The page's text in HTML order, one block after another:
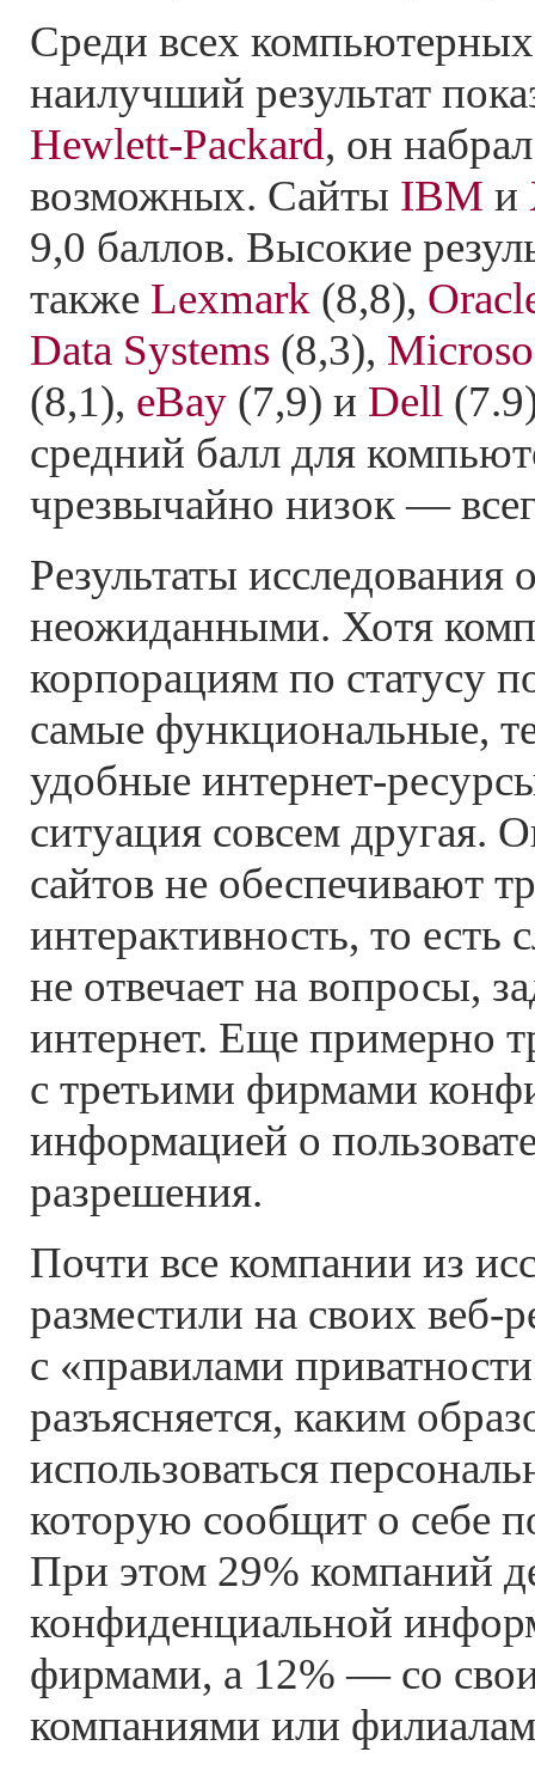
Среди всех
наилучший результат
Hewlett-Packard, он
возможных. Сайты IBM и
9,0 баллов. Высокие
также Lexmark (8,8),
Data Systems (8,3),
(8,1), eBay (7,9) и Dell
средний балл для
чрезвычайно низок —
Результаты исследования
неожиданными. Хотя
корпорациям по статусу
самые функциональные,
удобные интернет-
ситуация совсем другая.
сайтов не обеспечивают
интерактивность, то
не отвечает на вопросы,
интернет. Еще примерно
с третьими фирмами
информацией о
разрешения.
Почти все компании из
разместили на своих веб-
с «правилами
разъясняется, каким
использоваться
которую сообщит о себе
При этом 29% компаний
конфиденциальной
фирмами, а 12% — со
компаниями или